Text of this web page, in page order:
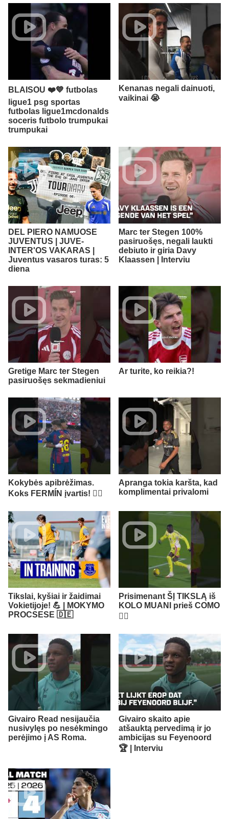
BLAISOU ❤️💙 futbolas
ligue1 psg sportas
futbolas ligue1mcdonalds
soceris futbolo trumpukai
trumpukai
Kenanas negali dainuoti,
vaikinai 😭​
DEL PIERO NAMUOSE
JUVENTUS | JUVE-
INTER'OS VAKARAS |
Juventus vasaros turas: 5
diena
Marc ter Stegen 100%
pasiruošęs, negali laukti
debiuto ir giria Davy
Klaassen | Interviu
Gretige Marc ter Stegen
pasiruošęs sekmadieniui
Ar turite, ko reikia?!
Kokybės apibrėžimas.
Koks FERMÍN įvartis! 😮‍💨
Apranga tokia karšta, kad
komplimentai privalomi
Tikslai, kyšiai ir žaidimai
Vokietijoje! 💪 | MOKYMO
PROCSESE 🇩🇪
Prisimenant ŠĮ TIKSLĄ iš
KOLO MUANI prieš COMO
😮‍💨​
Givairo Read nesijaučia
nusivylęs po nesėkmingo
perėjimo į AS Roma.
Givairo skaito apie
atšauktą pervedimą ir jo
ambicijas su Feyenoord
🏆 | Interviu